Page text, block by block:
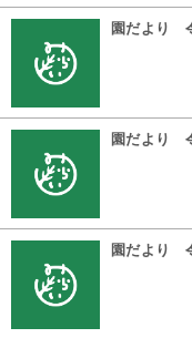
園だより
園だより
園だより